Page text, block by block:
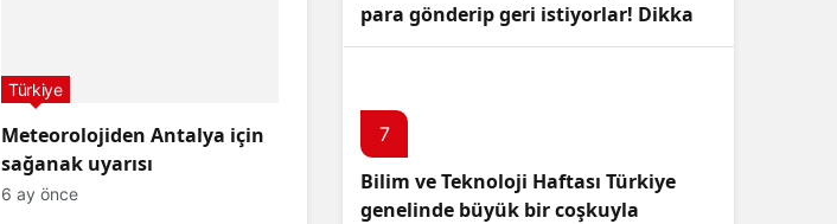
Meteorolojiden Antalya için
sağanak uyarısı
Türkiye
6 ay önce
para gönderip geri istiyorlar! Dikkat
Edin!
7
Bilim ve Teknoloji Haftası Türkiye
genelinde büyük bir coşkuyla